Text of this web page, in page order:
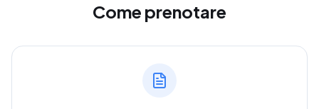
Come prenotare